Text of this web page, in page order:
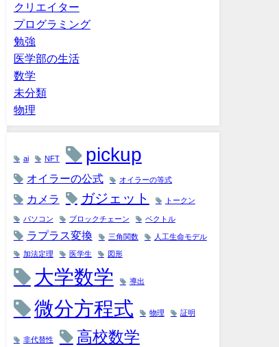
クリエイター
プログラミング
勉強
医学部の生活
数学
未分類
物理
ai NFT pickup
オイラーの公式 オイラーの等式
カメラ ガジェット トークン
パソコン ブロックチェーン ベクトル
ラプラス変換 三角関数 人工生命モデル
加法定理 医学生 図形
大学数学 導出
微分方程式 物理 証明
非代替性 高校数学